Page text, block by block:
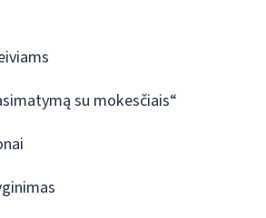
su mokesčiais“